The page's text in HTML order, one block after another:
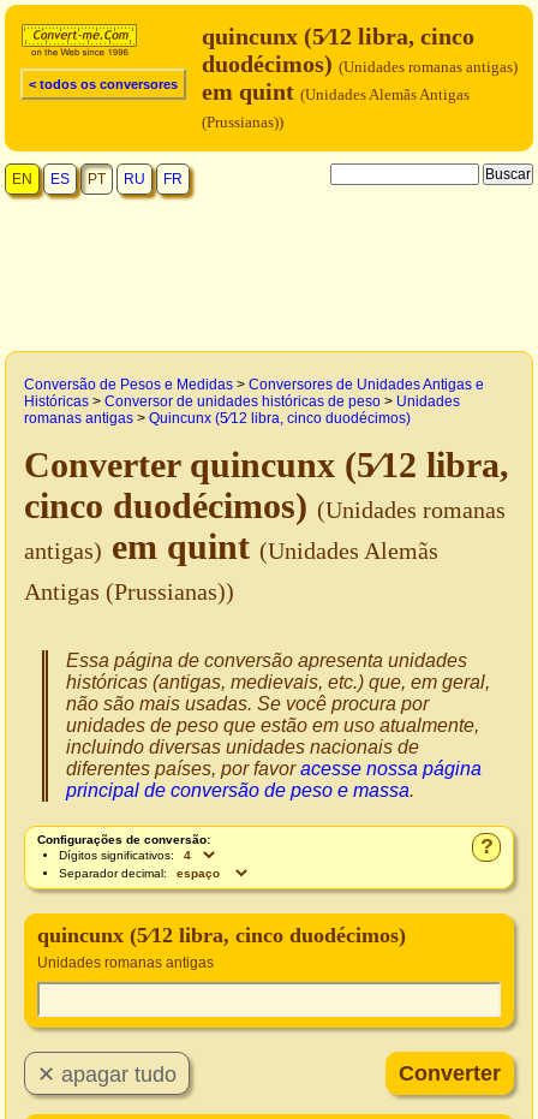
< todos os conversores
quincunx (5⁄12 libra, cinco
duodécimos) (Unidades romanas antigas)
em quint (Unidades Alemãs Antigas
(Prussianas))
EN ES PT RU FR
Conversão de Pesos e Medidas > Conversores de Unidades Antigas e
Históricas > Conversor de unidades históricas de peso > Unidades
romanas antigas > Quincunx (5⁄12 libra, cinco duodécimos)
Converter quincunx (5⁄12 libra,
cinco duodécimos) (Unidades romanas
antigas) em quint (Unidades Alemãs
Antigas (Prussianas))
Essa página de conversão apresenta unidades
históricas (antigas, medievais, etc.) que, em geral,
não são mais usadas. Se você procura por
unidades de peso que estão em uso atualmente,
incluindo diversas unidades nacionais de
diferentes países, por favoracesse nossa página
principal de conversão de peso e massa.
?
Configurações de conversão:
Dígitos significativos:
Separador decimal:
quincunx (5⁄12 libra, cinco duodécimos)
Unidades romanas antigas